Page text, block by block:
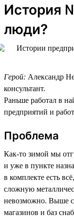
История
люди?
Герой: Александр
консультант.
Раньше работал в
предприятий и
Проблема
Как-то зимой мы
и уже в пункте
в комплекте есть
сложную
невозможно. Выше
магазинов и баз